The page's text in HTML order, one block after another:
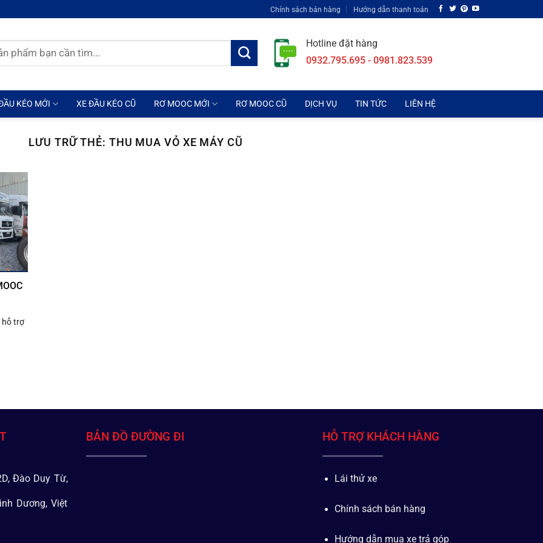
Chính sách bán hàng Hướng dẫn thanh toán
Hotline đặt hàng
0932.795.695 - 0981.823.539
KÉO MỚI XE ĐẦU KÉO CŨ RƠ MOOC MỚI RƠ MOOC CŨ DỊCH VỤ TIN TỨC LIÊN HỆ
LƯU TRỮ THẺ: THU MUA VỎ XE MÁY CŨ
hỗ trợ
Đào Duy Từ,
Dương, Việt
BẢN ĐỒ ĐƯỜNG ĐI HỖ TRỢ KHÁCH HÀNG
Lái thử xe
Chính sách bán hàng
Hướng dẫn mua xe trả góp